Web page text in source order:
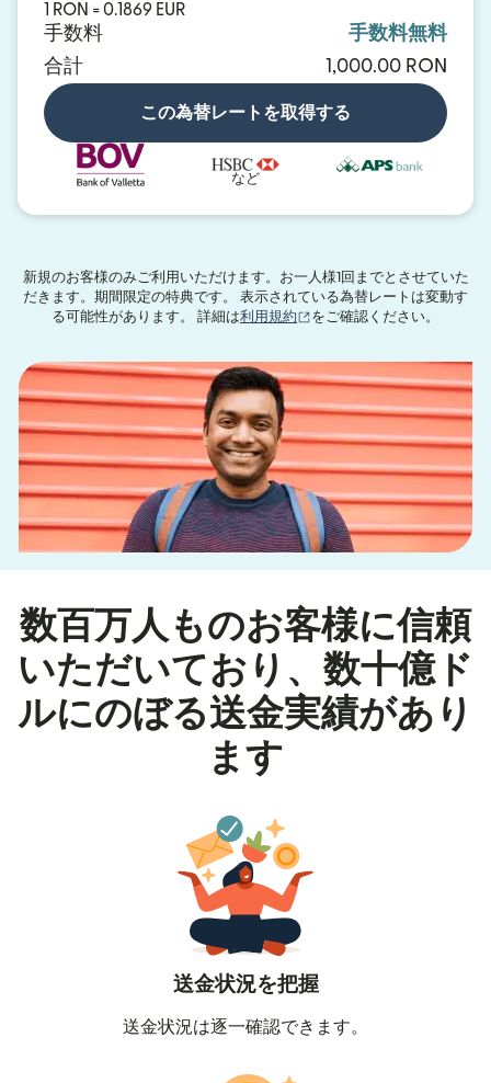
1 RON = 0.1869 EUR
手数料
手数料無料
合計
1,000.00 RON
この為替レートを取得する
など
新規のお客様のみご利用いただけます。お一人様1回までとさせていた
だきます。期間限定の特典です。 表示されている為替レートは変動す
る可能性があります。 詳細は利用規約 （別ウィンドウで開きます
をご確認ください。
数百万人ものお客様に信頼
いただいており、数十億ド
ルにのぼる送金実績があり
ます
送金状況を把握
送金状況は逐一確認できます。